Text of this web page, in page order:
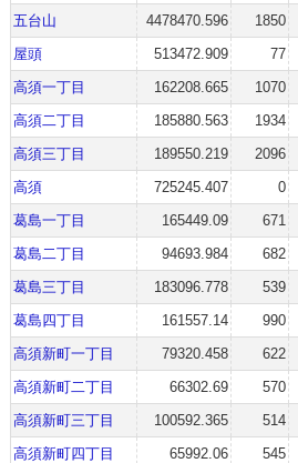
五台山
4478470.596 1850
屋頭
513472.909 77
高須一丁目
162208.665 1070
高須二丁目
185880.563 1934
高須三丁目
189550.219 2096
高須
725245.407 0
葛島一丁目
165449.09 671
葛島二丁目
94693.984 682
葛島三丁目
183096.778 539
葛島四丁目
161557.14 990
高須新町一丁目
79320.458 622
高須新町二丁目
66302.69 570
高須新町三丁目
100592.365 514
高須新町四丁目
65992.06 545